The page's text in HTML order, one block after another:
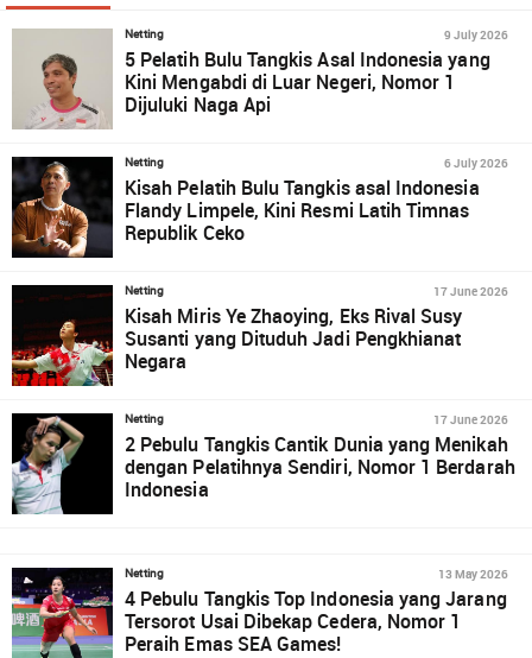
Netting 9 July 2026
5 Pelatih Bulu Tangkis Asal Indonesia yang
Kini Mengabdi di Luar Negeri, Nomor 1
Dijuluki Naga Api
Netting 6 July 2026
Kisah Pelatih Bulu Tangkis asal Indonesia
Flandy Limpele, Kini Resmi Latih Timnas
Republik Ceko
Netting 17 June 2026
Kisah Miris Ye Zhaoying, Eks Rival Susy
Susanti yang Dituduh Jadi Pengkhianat
Negara
Netting 17 June 2026
2 Pebulu Tangkis Cantik Dunia yang Menikah
dengan Pelatihnya Sendiri, Nomor 1 Berdarah
Indonesia
Netting 13 May 2026
4 Pebulu Tangkis Top Indonesia yang Jarang
Tersorot Usai Dibekap Cedera, Nomor 1
Peraih Emas SEA Games!